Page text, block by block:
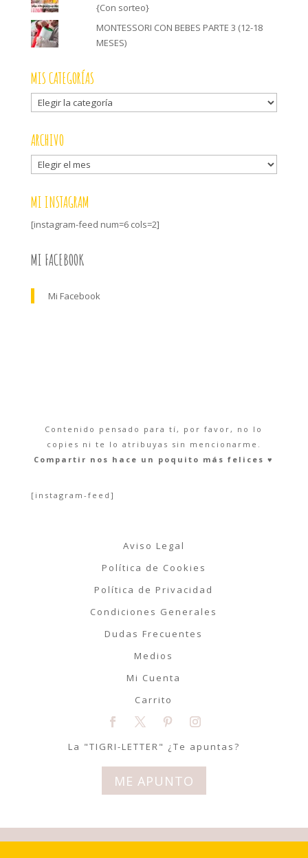
{Con sorteo}
MONTESSORI CON BEBES PARTE 3 (12-18
MESES)
MIS CATEGORÍAS
Mis
categorías
ARCHIVO
Archivo
MI INSTAGRAM
[instagram-feed num=6 cols=2]
MI FACEBOOK
Mi Facebook
Contenido pensado para tí, por favor, no lo
copies ni te lo atribuyas sin mencionarme.
Compartir nos hace un poquito más felices ♥︎
[instagram-feed]
Aviso Legal
Política de Cookies
Política de Privacidad
Condiciones Generales
Dudas Frecuentes
Medios
Mi Cuenta
Carrito
La "TIGRI-LETTER" ¿Te apuntas?
ME APUNTO